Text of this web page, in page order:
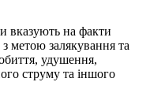
вказують на факти
метою залякування та
удушення,
струму та іншого